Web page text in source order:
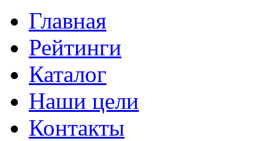
Главная
Рейтинги
Каталог
Наши цели
Контакты